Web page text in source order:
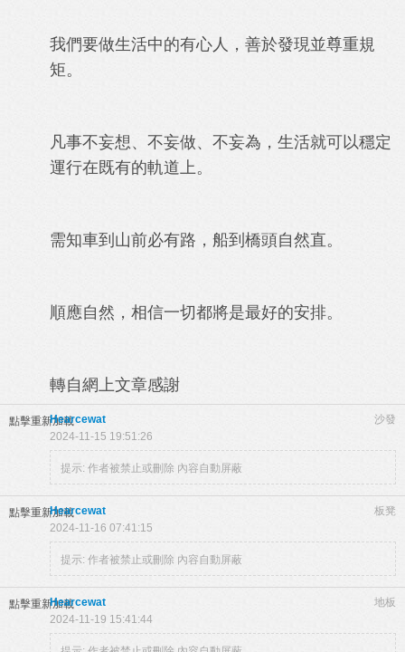
我們要做生活中的有心人，善於發現並尊重規
矩。
凡事不妄想、不妄做、不妄為，生活就可以穩定
運行在既有的軌道上。
需知車到山前必有路，船到橋頭自然直。
順應自然，相信一切都將是最好的安排。
轉自網上文章感謝
點擊重新加載 沙發
Hearcewat
2024-11-15 19:51:26
提示: 作者被禁止或刪除 內容自動屏蔽
點擊重新加載 板凳
Hearcewat
2024-11-16 07:41:15
提示: 作者被禁止或刪除 內容自動屏蔽
點擊重新加載 地板
Hearcewat
2024-11-19 15:41:44